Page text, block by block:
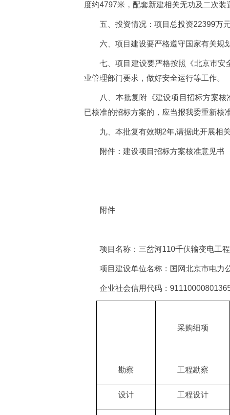
度约4797米，配套新建相关无功及二次装
五、投资情况：项目总投资22399万
六、项目建设要严格遵守国家有关规
七、项目建设要严格按照《北京市安
业管理部门要求，做好安全运行等工作。
八、本批复附《建设项目招标方案
已核准的招标方案的，应当报我委重新核准
九、本批复有效期2年,请据此开展相
附件：建设项目招标方案核准意见书
附件
项目名称： 三岔河110千伏输变电工程
项目建设单位名称： 国网北京市电力
企业社会信用代码：
采购细项
勘察 工程勘察
设计 工程设计